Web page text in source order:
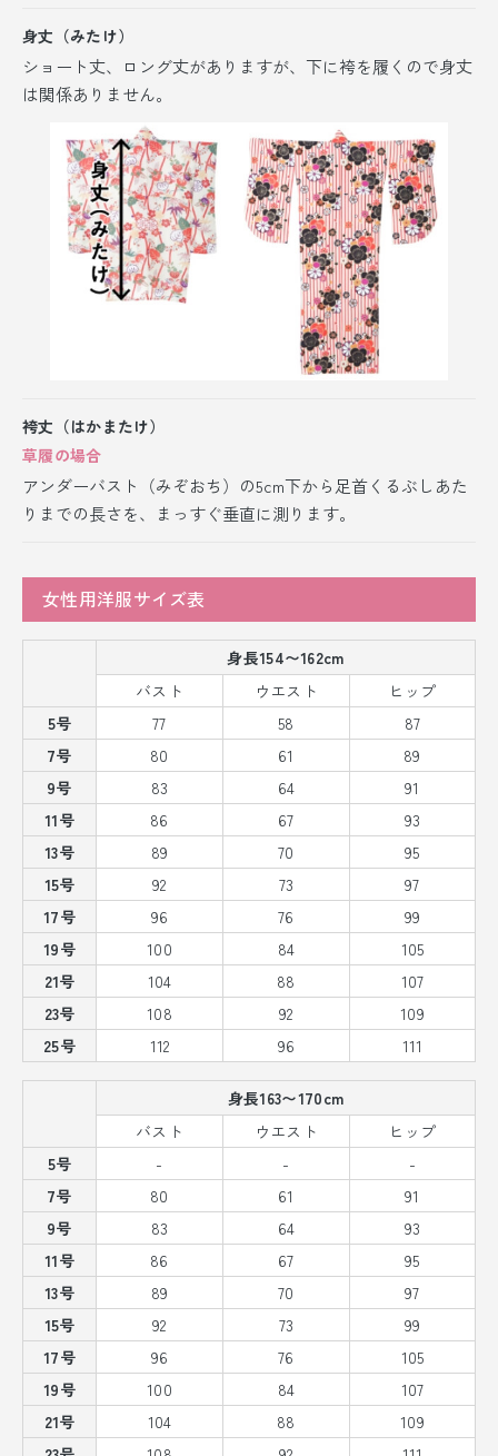
身丈（みたけ）
ショート丈、ロング丈がありますが、 下に袴を履くので身丈
は関係ありません。
袴丈（はかまたけ）
草履の場合
アンダーバスト（みぞおち）の5cm下から足首くるぶしあた
りまでの長さを、まっすぐ垂直に測ります。
女性用洋服サイズ表
身長154〜162cm
バスト
ウエスト
ヒップ
5号
77 58
87
7号
80 61
89
9号
83 64
91
11号
86 67
93
13号
89 70
95
15号
92 73
97
17号
96 76
99
19号
100 84
105
21号
104 88
107
23号
108 92
109
25号
112 96 111
身長163〜170cm
バスト
ウエスト
ヒップ
5号
- -
-
7号
80 61
91
9号
83 64
93
11号
86 67
95
13号
89 70
97
15号
92 73
99
17号
96 76
105
19号
100 84
107
21号
104 88
109